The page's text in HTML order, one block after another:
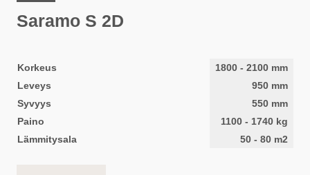
Saramo S 2D
Korkeus 1800 - 2100 mm
Leveys
950 mm
Syvyys
550 mm
Paino
1100 - 1740 kg
Lämmitysala
50 - 80 m2